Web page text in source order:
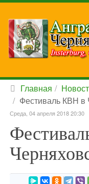
Главная
Фестиваль КВН в
Среда, 04 апреля 2018 20:30